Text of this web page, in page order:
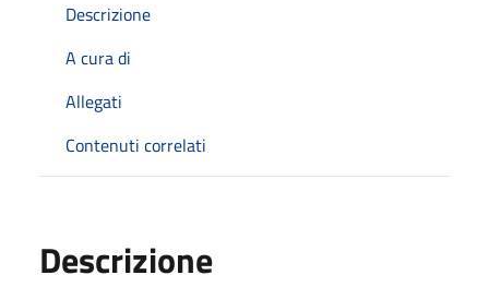
Descrizione
A cura di
Allegati
Contenuti correlati
Descrizione